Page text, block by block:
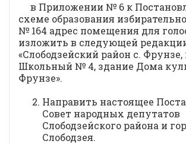
в Приложении № 6 к
схеме образования
№ 164 адрес помещения для
изложить в следующей
«Слободзейский район с. Фрунзе,
Школьный № 4, здание Дома
Фрунзе».
Направить настоящее
Совет народных депутатов
Слободзейского района и
Слободзея.